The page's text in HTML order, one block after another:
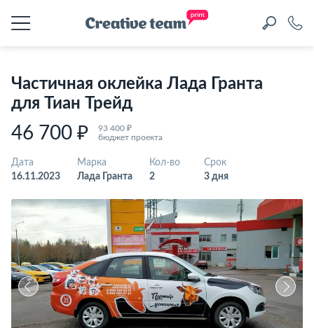
Частичная оклейка Лада Гранта
для Тиан Трейд
46 700 ₽
93 400 ₽
бюджет проекта
Дата
16.11.2023
Марка
Лада Гранта
Кол-во
2
Срок
3 дня